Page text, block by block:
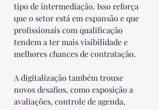
tipo de intermediação. Isso reforça
que o setor está em expansão e que
profissionais com qualificação
tendem a ter mais visibilidade e
melhores chances de contratação.
A digitalização também trouxe
novos desafios, como exposição a
avaliações, controle de agenda,